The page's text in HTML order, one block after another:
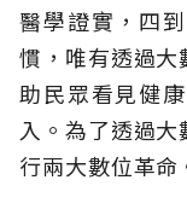
醫學證實，四
慣，唯有透過
助民眾看見健
入。為了透過
行兩大數位革命